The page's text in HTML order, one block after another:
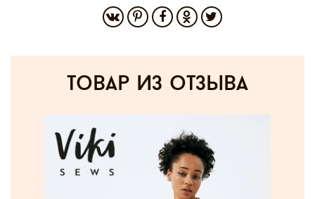
товар из отзыва